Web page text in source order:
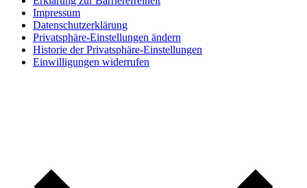
Impressum
Datenschutzerklärung
Privatsphäre-Einstellungen ändern
Historie der Privatsphäre-Einstellungen
Einwilligungen widerrufen